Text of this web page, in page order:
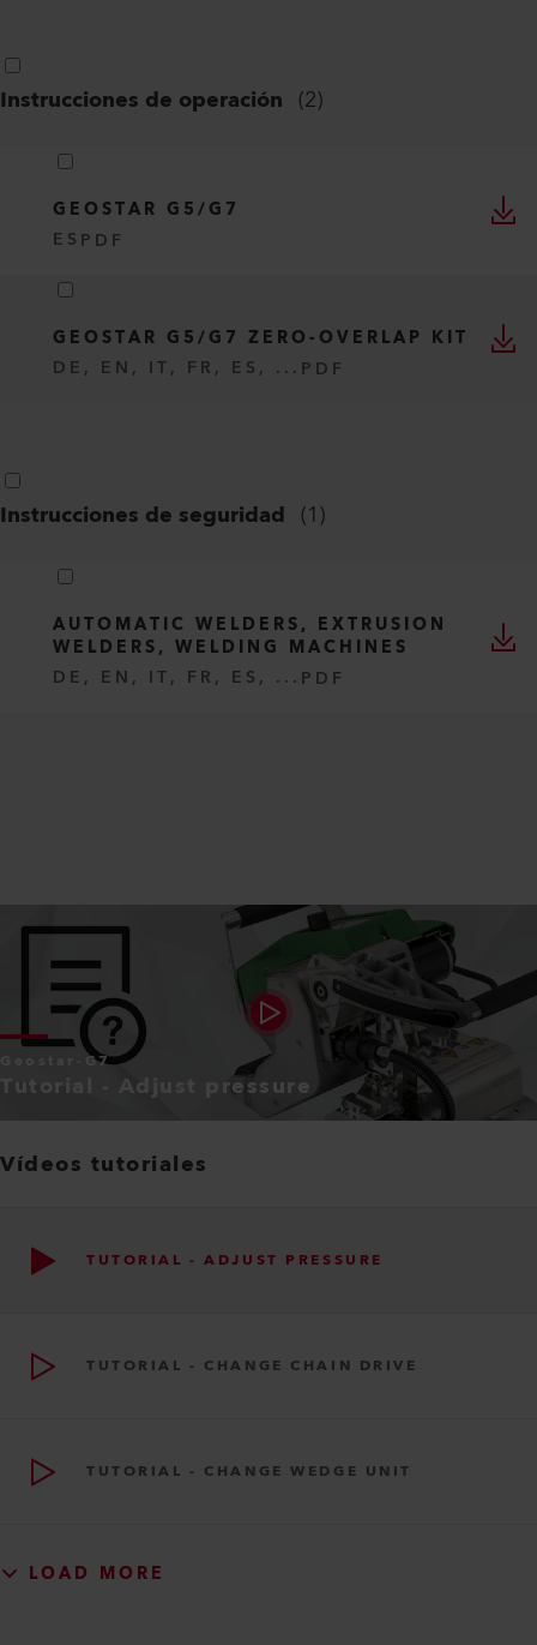
Instrucciones de operación (2)
GEOSTAR G5/G7
ES PDF
GEOSTAR G5/G7 ZERO-OVERLAP KIT
DE, EN, IT, FR, ES, ... PDF
Instrucciones de seguridad (1)
AUTOMATIC WELDERS, EXTRUSION
WELDERS, WELDING MACHINES
DE, EN, IT, FR, ES, ... PDF
Geostar-G7
Tutorial - Adjust pressure
Vídeos tutoriales
TUTORIAL - ADJUST PRESSURE
TUTORIAL - CHANGE CHAIN DRIVE
TUTORIAL - CHANGE WEDGE UNIT
LOAD MORE